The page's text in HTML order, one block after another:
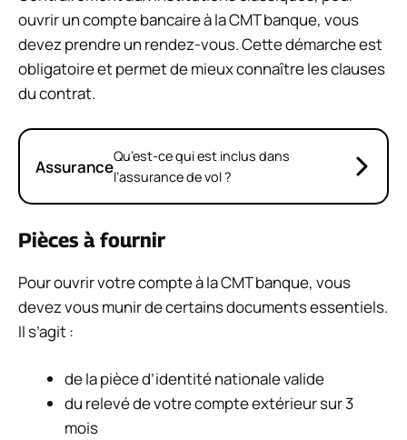
ouvrir un compte bancaire à la CMT banque, vous
devez prendre un rendez-vous. Cette démarche est
obligatoire et permet de mieux connaître les clauses
du contrat.
AssuranceQu’est-ce qui est inclus dans
l’assurance de vol ?
Pièces à fournir
Pour ouvrir votre compte à la CMT banque, vous
devez vous munir de certains documents essentiels.
Il s’agit :
de la pièce d’identité nationale valide
du relevé de votre compte extérieur sur 3
mois